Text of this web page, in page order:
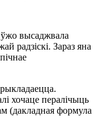
высаджвала
радзіскі. Зараз яна
хочаце пералічыць
(дакладная формула